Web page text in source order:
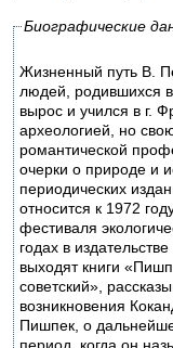
Биографические
Жизненный путь В.
людей, родившихся
вырос и учился в г.
археологией, но
романтической
очерки о природе и истории Кыргызстана печатались в
периодических
относится к 1972
фестиваля
годах в
выходят книги
советский»,
возникновения
Пишпек, о
период, когда он